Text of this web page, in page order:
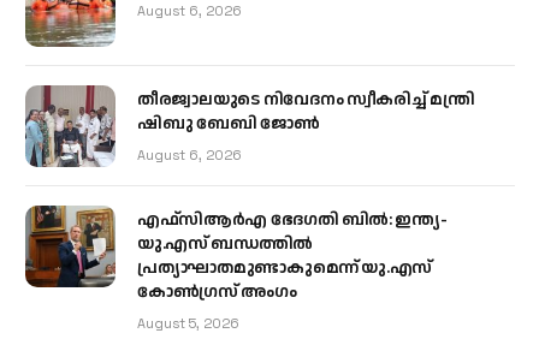
August 6, 2026
തീരജ്വാലയുടെ നിവേദനം സ്വീകരിച്ച് മന്ത്രി
ഷിബു ബേബി ജോൺ
August 6, 2026
എഫ്‌സിആർഎ ഭേദഗതി ബിൽ: ഇന്ത്യ-
യു.എസ് ബന്ധത്തിൽ
പ്രത്യാഘാതമുണ്ടാകുമെന്ന് യു.എസ്
കോൺഗ്രസ് അംഗം
August 5, 2026